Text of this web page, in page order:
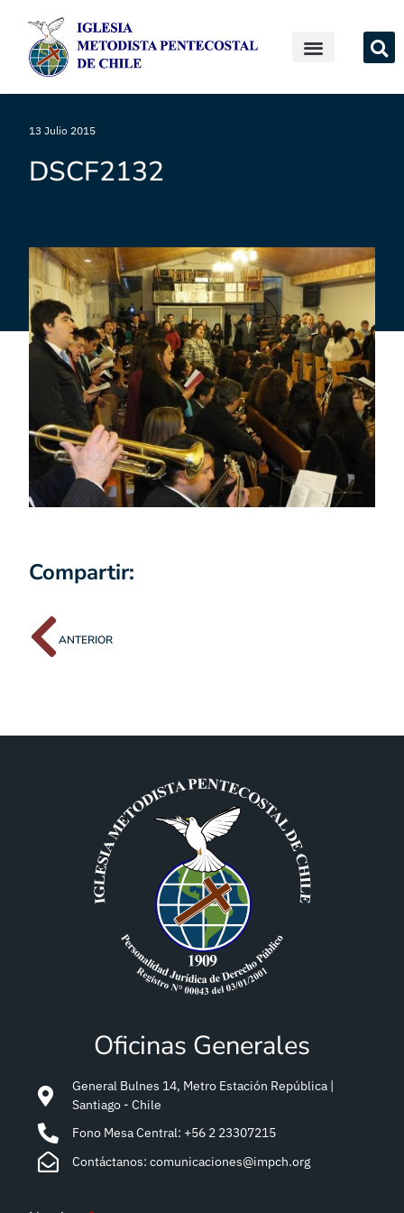
13 Julio 2015
DSCF2132
Compartir:
ANTERIOR
Oficinas Generales
General Bulnes 14, Metro Estación República |
Santiago - Chile
Fono Mesa Central: +56 2 23307215
Contáctanos: comunicaciones@impch.org